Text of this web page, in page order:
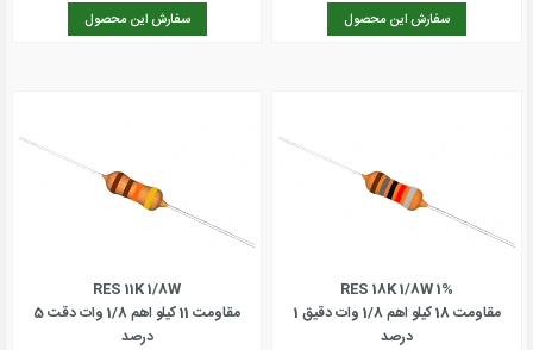
سفارش این محصول سفارش این محصول
RES 18K 1/8W 1%
مقاومت 18 کیلو اهم 1/8 وات دقیق 1
درصد
RES 11K 1/8W
مقاومت 11 کیلو اهم 1/8 وات دقت 5
درصد